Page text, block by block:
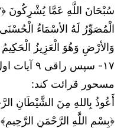
الْمُصَوِّرُ لَهُ الأسْمَاءُ
وَالأرْضِ وَهُوَ الْعَزِیزُ الْحَکِیمُ
۱۷- سپس
مسحور قرائت کند:
أَعُوذُ بِاللهِ مِنَ الشَّيْطَانِ
﴿بِسْمِ اللَّهِ الرَّحْمَنِ الرَّحِيمِ﴾